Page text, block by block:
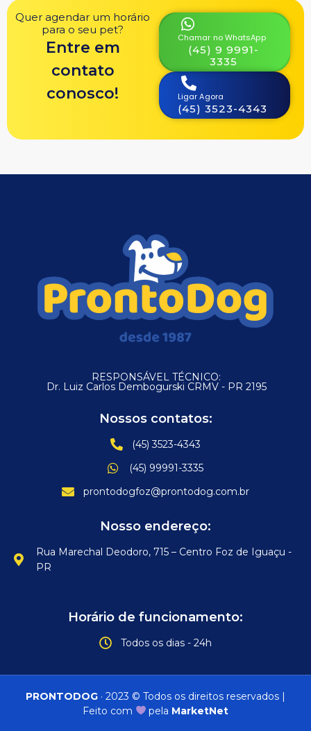
Quer agendar um horário
para o seu pet?
Entre em
contato
conosco!
Chamar no WhatsApp
(45) 9 9991-
3335
Ligar Agora
(45) 3523-4343
RESPONSÁVEL TÉCNICO:
Dr. Luiz Carlos Dembogurski CRMV - PR 2195
Nossos contatos:
(45) 3523-4343
(45) 99991-3335
prontodogfoz@prontodog.com.br
Nosso endereço:
Rua Marechal Deodoro, 715 – Centro Foz de Iguaçu -
PR
Horário de funcionamento:
Todos os dias - 24h
PRONTODOG · 2023 © Todos os direitos reservados |
Feito com
pela MarketNet